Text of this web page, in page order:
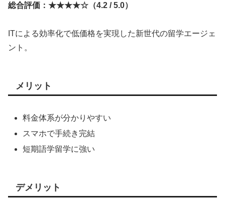
総合評価：★★★★☆（4.2 / 5.0）
ITによる効率化で低価格を実現した新世代の留学エージェ
ント。
メリット
料金体系が分かりやすい
スマホで手続き完結
短期語学留学に強い
デメリット